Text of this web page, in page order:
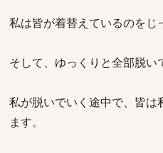
私は皆が着替えているのをじ
そして、ゆっくりと全部脱い
私が脱いでいく途中で、皆は
ます。